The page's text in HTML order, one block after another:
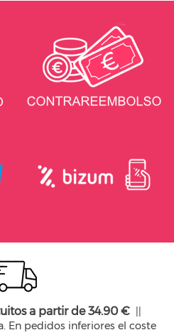
a partir de 34.90 €
En pedidos inferiores el coste